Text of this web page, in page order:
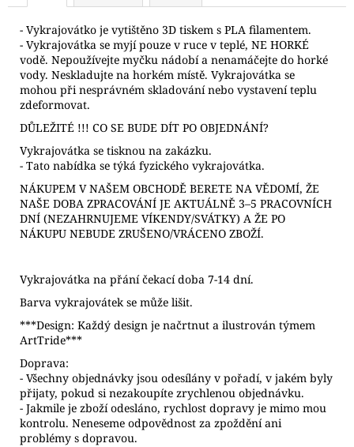
- Vykrajovátko je vytištěno 3D tiskem s PLA filamentem.
- Vykrajovátka se myjí pouze v ruce v teplé, NE HORKÉ
vodě. Nepoužívejte myčku nádobí a nenamáčejte do horké
vody. Neskladujte na horkém místě. Vykrajovátka se
mohou při nesprávném skladování nebo vystavení teplu
zdeformovat.
DŮLEŽITÉ !!! CO SE BUDE DÍT PO OBJEDNÁNÍ?
Vykrajovátka se tisknou na zakázku.
- Tato nabídka se týká fyzického vykrajovátka.
NÁKUPEM V NAŠEM OBCHODĚ BERETE NA VĚDOMÍ, ŽE
NAŠE DOBA ZPRACOVÁNÍ JE AKTUÁLNĚ 3–5 PRACOVNÍCH
DNÍ (NEZAHRNUJEME VÍKENDY/SVÁTKY) A ŽE PO
NÁKUPU NEBUDE ZRUŠENO/VRÁCENO ZBOŽÍ.
Vykrajovátka na přání čekací doba 7-14 dní.
Barva vykrajovátek se může lišit.
***Design: Každý design je načrtnut a ilustrován týmem
ArtTride***
Doprava:
- Všechny objednávky jsou odesílány v pořadí, v jakém byly
přijaty, pokud si nezakoupíte zrychlenou objednávku.
- Jakmile je zboží odesláno, rychlost dopravy je mimo mou
kontrolu. Neneseme odpovědnost za zpoždění ani
problémy s dopravou.